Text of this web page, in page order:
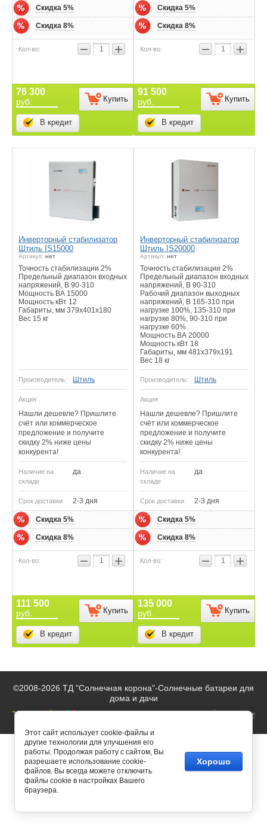
Скидка 5%
Скидка 8%
− +
76 300
руб. Купить
В кредит
Скидка 5%
Скидка 8%
− +
91 500
руб. Купить
В кредит
Инверторный стабилизатор
Штиль IS15000
Артикул: нет
Точность стабилизации 2%
Предельный диапазон входных
напряжений, В 90-310
Мощность ВА 15000
Мощность кВт 12
Габариты, мм 379x401x180
Вес 15 кг
Производитель: Штиль
Акция
Нашли дешевле? Пришлите
счёт или коммерческое
предложение и получите
скидку 2% ниже цены
конкурента!
Наличие на
складе
да
Срок доставки 2-3 дня
Скидка 5%
Скидка 8%
− +
111 500
руб. Купить
В кредит
Инверторный стабилизатор
Штиль IS20000
Артикул: нет
Точность стабилизации 2%
Предельный диапазон входных
напряжений, В 90-310
Рабочий диапазон выходных
напряжений, В 165-310 при
нагрузке 100%, 135-310 при
нагрузке 80%, 90-310 при
нагрузке 60%
Мощность ВА 20000
Мощность кВт 18
Габариты, мм 481х379х191
Вес 18 кг
Производитель: Штиль
Акция
Нашли дешевле? Пришлите
счёт или коммерческое
предложение и получите
скидку 2% ниже цены
конкурента!
Наличие на
складе
да
Срок доставки 2-3 дня
Скидка 5%
Скидка 8%
− +
135 000
руб. Купить
В кредит
©2008-2026 ТД "Солнечная корона"-Солнечные батареи для
дома и дачи
Этот сайт использует cookie-файлы и
другие технологии для улучшения его
работы. Продолжая работу с сайтом, Вы
разрешаете использование cookie-
файлов. Вы всегда можете отключить
файлы cookie в настройках Вашего
браузера.
Хорошо